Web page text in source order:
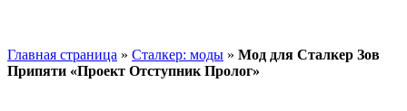
Главная страница » Сталкер: моды » Мод для Сталкер Зов
Припяти «Проект Отступник Пролог»